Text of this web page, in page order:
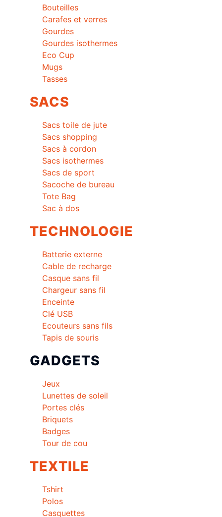
Bouteilles
Carafes et verres
Gourdes
Gourdes isothermes
Eco Cup
Mugs
Tasses
SACS
Sacs toile de jute
Sacs shopping
Sacs à cordon
Sacs isothermes
Sacs de sport
Sacoche de bureau
Tote Bag
Sac à dos
TECHNOLOGIE
Batterie externe
Cable de recharge
Casque sans fil
Chargeur sans fil
Enceinte
Clé USB
Ecouteurs sans fils
Tapis de souris
GADGETS
Jeux
Lunettes de soleil
Portes clés
Briquets
Badges
Tour de cou
TEXTILE
Tshirt
Polos
Casquettes